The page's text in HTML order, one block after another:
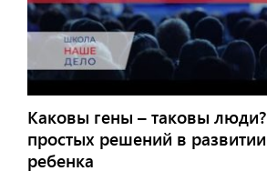
Каковы гены – таковы
простых решений в
ребенка